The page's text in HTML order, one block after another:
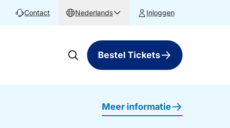
Contact Nederlands Inloggen
Bestel Tickets
Meer informatie